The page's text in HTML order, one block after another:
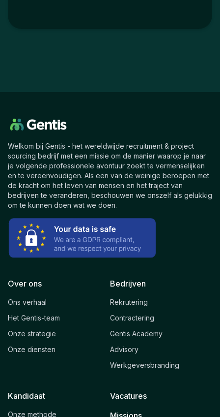
Welkom bij Gentis - het wereldwijde recruitment & project
sourcing bedrijf met een missie om de manier waarop je naar
je volgende professionele avontuur zoekt te vermenselijken
en te vereenvoudigen. Als een van de weinige beroepen met
de kracht om het leven van mensen en het traject van
bedrijven te veranderen, beschouwen we onszelf als gelukkig
om te kunnen doen wat we doen.
Over ons
Ons verhaal
Het Gentis-team
Onze strategie
Onze diensten
Bedrijven
Rekrutering
Contractering
Gentis Academy
Advisory
Werkgeversbranding
Kandidaat
Onze methode
Vacatures